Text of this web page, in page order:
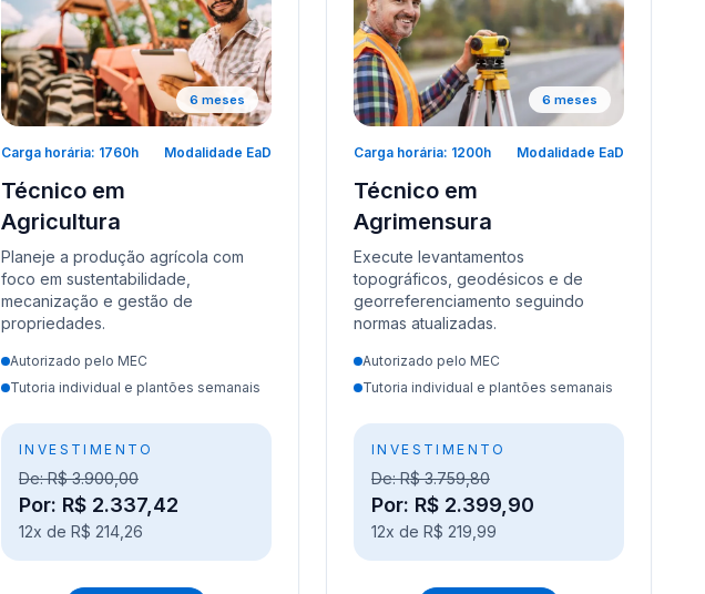
6 meses
Carga horária: 1760h Modalidade EaD
Técnico em
Agricultura
Planeje a produção agrícola com
foco em sustentabilidade,
mecanização e gestão de
propriedades.
Autorizado pelo MEC
Tutoria individual e plantões semanais
INVESTIMENTO
De: R$ 3.900,00
Por: R$ 2.337,42
12x de R$ 214,26
6 meses
Carga horária: 1200h Modalidade EaD
Técnico em
Agrimensura
Execute levantamentos
topográficos, geodésicos e de
georreferenciamento seguindo
normas atualizadas.
Autorizado pelo MEC
Tutoria individual e plantões semanais
INVESTIMENTO
De: R$ 3.759,80
Por: R$ 2.399,90
12x de R$ 219,99